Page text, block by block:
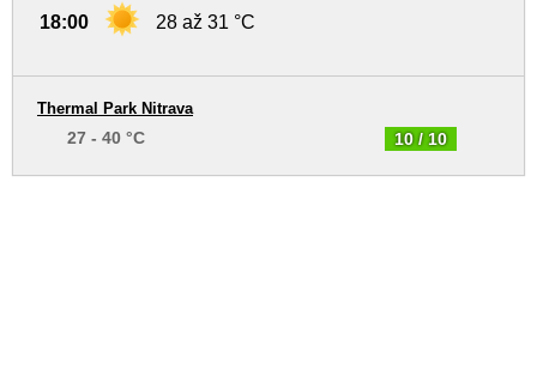
18:00 28 až 31 °C
10 / 10
Thermal Park Nitrava
27 - 40 °C